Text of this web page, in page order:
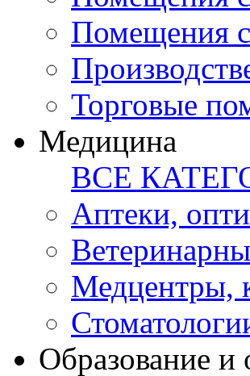
Помещения
Торговые
Медицина
ВСЕ
Аптеки,
Медцентры,
Образование и